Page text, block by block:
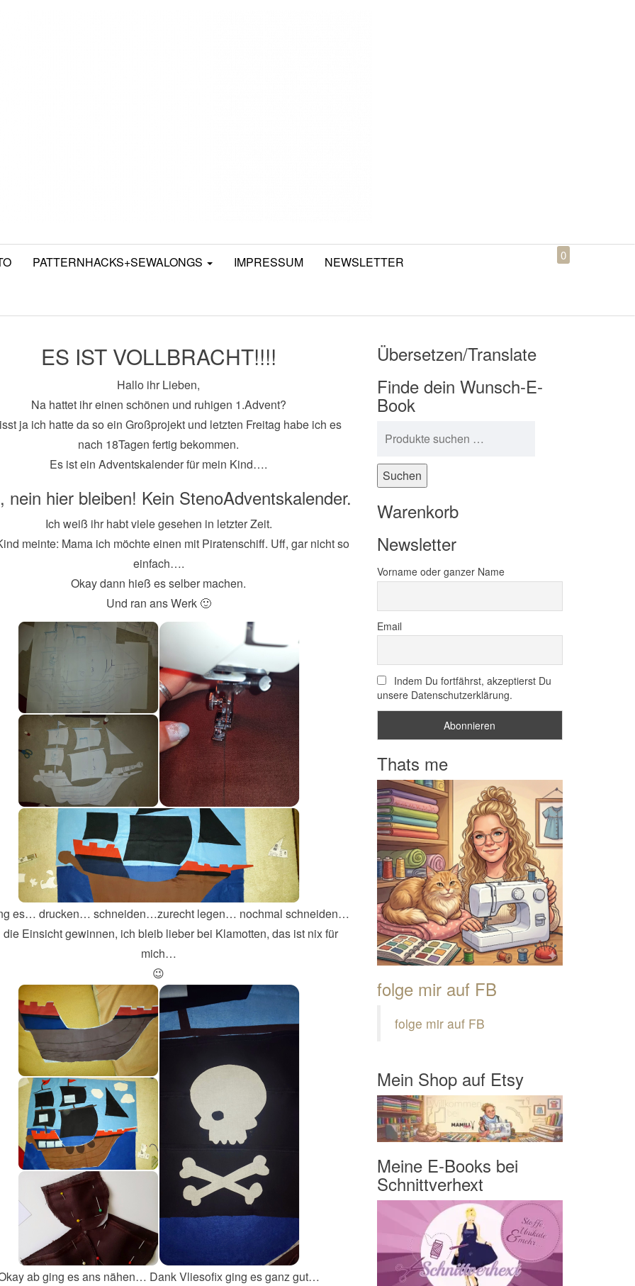
PATTERNHACKS+SEWALONGS IMPRESSUM NEWSLETTER 0
ES IST VOLLBRACHT!!!!
Hallo ihr Lieben,
Na hattet ihr einen schönen und ruhigen 1.Advent?
ja ich hatte da so ein Großprojekt und letzten Freitag habe ich es
nach 18Tagen fertig bekommen.
Es ist ein Adventskalender für mein Kind….
nein hier bleiben! Kein StenoAdventskalender.
Ich weiß ihr habt viele gesehen in letzter Zeit.
meinte: Mama ich möchte einen mit Piratenschiff. Uff, gar nicht so
einfach….
Okay dann hieß es selber machen.
Und ran ans Werk 🙂
es… drucken… schneiden…zurecht legen… nochmal schneiden…
die Einsicht gewinnen, ich bleib lieber bei Klamotten, das ist nix für
mich…
😉
ab ging es ans nähen… Dank Vliesofix ging es ganz gut…
Übersetzen/Translate
Finde dein Wunsch-E-
Book
Suchen
Warenkorb
Newsletter
Vorname oder ganzer Name
Email
Indem Du fortfährst, akzeptierst Du
unsere Datenschutzerklärung.
Thats me
folge mir auf FB
folge mir auf FB
Mein Shop auf Etsy
Meine E-Books bei
Schnittverhext